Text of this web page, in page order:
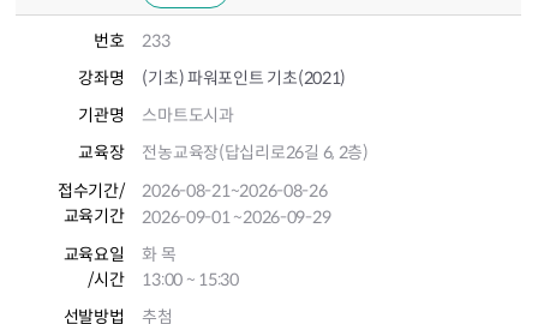
번호
233
강좌명
(기초) 파워포인트 기초(2021)
기관명
스마트도시과
교육장
전농교육장(답십리로26길 6, 2층)
접수기간/
교육기간
2026-08-21~2026-08-26
2026-09-01~2026-09-29
교육요일
/시간
화 목
13:00 ~ 15:30
선발방법
추첨